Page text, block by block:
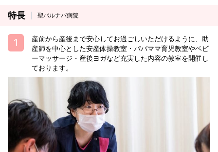
特長 聖バルナバ病院
産前から産後まで安心してお過ごしいただけるように、助
産師を中心とした安産体操教室・パパママ育児教室やベビ
ーマッサージ・産後ヨガなど充実した内容の教室を開催し
ております。